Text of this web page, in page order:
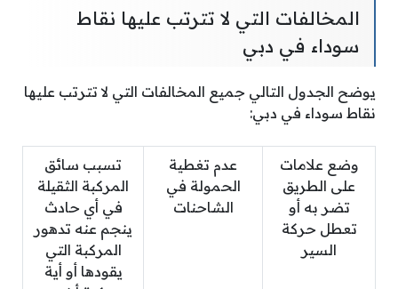
المخالفات التي لا تترتب عليها نقاط
سوداء في دبي
يوضح الجدول التالي جميع المخالفات التي لا تترتب عليها
نقاط سوداء في دبي:
وضع علامات
على الطريق
تضر به أو
تعطل حركة
السير
عدم تغطية
الحمولة في
الشاحنات
تسبب سائق
المركبة الثقيلة
في أي حادث
ينجم عنه تدهور
المركبة التي
يقودها أو أية